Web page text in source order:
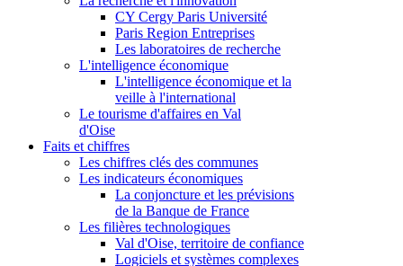
CY Cergy Paris Université
Paris Region Entreprises
Les laboratoires de recherche
L'intelligence économique
L'intelligence économique et la
veille à l'international
Le tourisme d'affaires en Val
d'Oise
Faits et chiffres
Les chiffres clés des communes
Les indicateurs économiques
La conjoncture et les prévisions
de la Banque de France
Les filières technologiques
Val d'Oise, territoire de confiance
Logiciels et systèmes complexes